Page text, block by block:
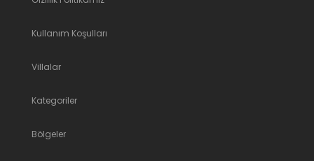
Kullanım Koşulları
Villalar
Kategoriler
Bölgeler